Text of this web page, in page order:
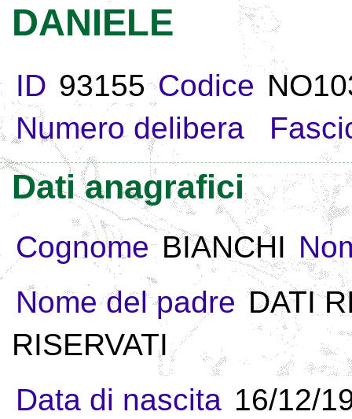
DANIELE
ID 93155 Codice
Numero delibera
Dati anagrafici
Cognome BIANCHI
Nome del padre DATI
RISERVATI
Data di nascita 16/12/